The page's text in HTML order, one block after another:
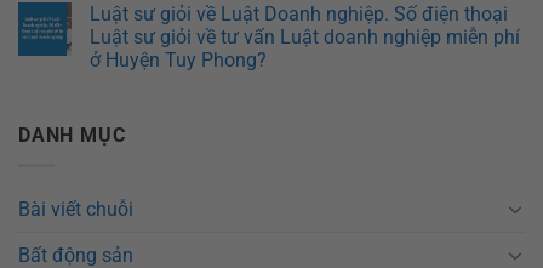
Luật sư giỏi về Luật Doanh nghiệp. Số điện thoại
Luật sư giỏi về tư vấn Luật doanh nghiệp miễn phí
ở Huyện Tuy Phong?
DANH MỤC
Bài viết chuỗi
Bất động sản